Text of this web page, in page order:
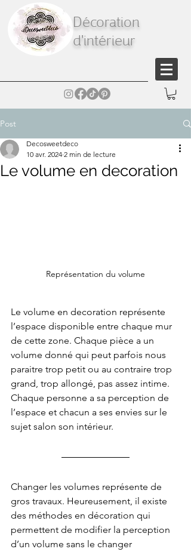
Décoration
d'intérieur
Post
Le volume en decoration
Decosweetdeco
10 avr. 2024 2 min de lecture
Représentation du volume
Le volume en decoration représente
l’espace disponible entre chaque mur
de cette zone. Chaque pièce a un
volume donné qui peut parfois nous
paraitre trop petit ou au contraire trop
grand, trop allongé, pas assez intime.
Chaque personne a sa perception de
l’espace et chacun a ses envies sur le
sujet salon son intérieur.
Changer les volumes représente de
gros travaux. Heureusement, il existe
des méthodes en décoration qui
permettent de modifier la perception
d’un volume sans le changer